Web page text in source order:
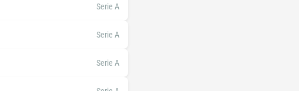
Serie A
Serie A
Serie A